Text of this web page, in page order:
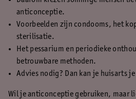
anticonceptie.
Voorbeelden zijn condooms, het
sterilisatie.
Het pessarium en periodieke
betrouwbare methoden.
Advies nodig? Dan kan je huisarts
Wil je anticonceptie gebruiken, maar